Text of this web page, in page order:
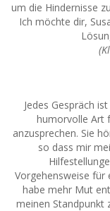
um die Hindernisse
Ich möchte dir,
Jedes Gespräch
humorvolle Art
anzusprechen. Sie
so dass mir
Vorgehensweise für
habe mehr Mut
meinen Standpunkt